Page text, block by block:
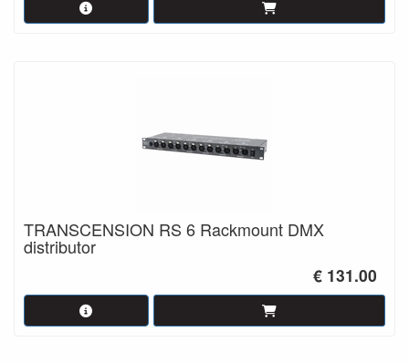
TRANSCENSION RS 6 Rackmount DMX
distributor
€ 131.00